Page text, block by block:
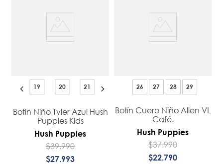
19 20 21
Botin Niño Tyler Azul Hush
Puppies Kids
Hush Puppies
$39.990
$27 993
26 27 28 29
Botín Cuero Niño Allen VL
Café.
Hush Puppies
$37.990
$22 790